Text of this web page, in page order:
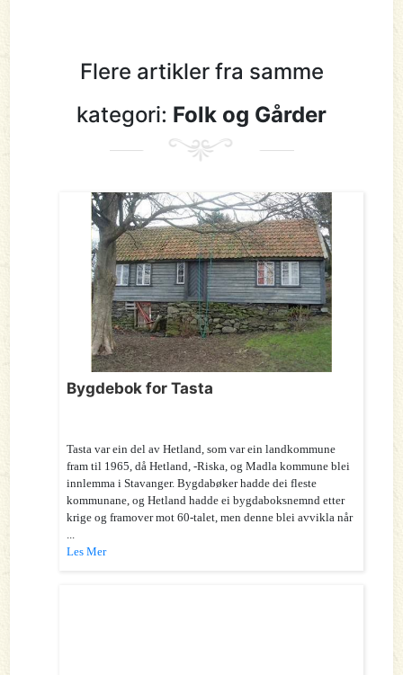
Flere artikler fra samme
kategori: Folk og Gårder
Bygdebok for Tasta
Tasta var ein del av Hetland, som var ein landkommune
fram til 1965, då Hetland, -Riska, og Madla kommune blei
innlemma i Stavanger. Bygdabøker hadde dei fleste
kommunane, og Hetland hadde ei bygdaboksnemnd etter
krige og framover mot 60-talet, men denne blei avvikla når
Les Mer